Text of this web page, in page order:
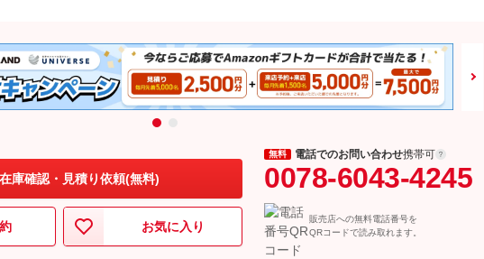
在庫確認・見積り依頼(無料)
お気に入り
無料 電話でのお問い合わせ携帯可
0078-6043-4245
販売店への無料電話番号を
QRコードで読み取れます。